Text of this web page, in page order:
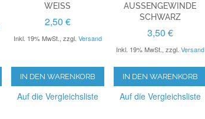
WEISS
2,50 €
Inkl. 19% MwSt. zzgl. Versand
IN DEN WARENKORB
Auf die Vergleichsliste
AUSSENGEWINDE S
CHWARZ
3,50 €
Inkl. 19% MwSt. zzgl. Versand
IN DEN WARENKORB
Auf die Vergleichsliste